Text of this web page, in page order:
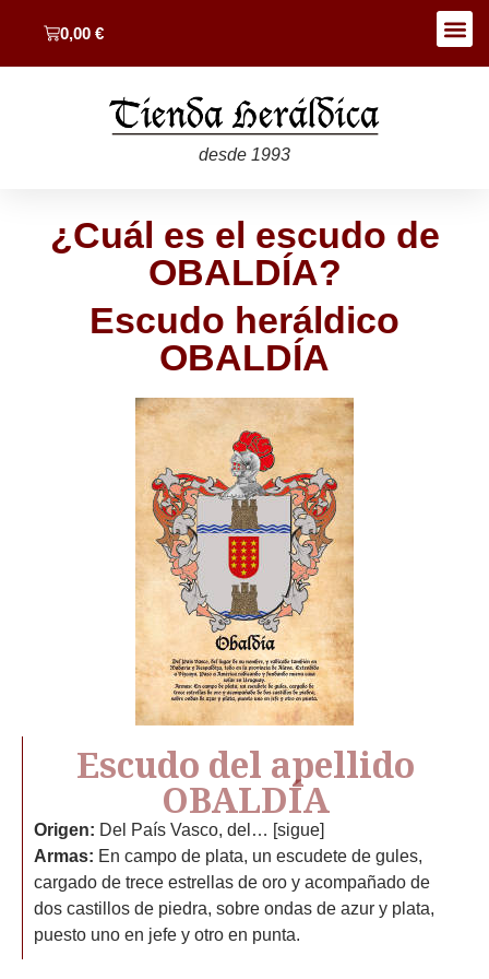
0,00 €
desde 1993
¿Cuál es el escudo de
OBALDÍA?
Escudo heráldico
OBALDÍA
Escudo del apellido
OBALDÍA
Origen: Del País Vasco, del… [sigue]
Armas: En campo de plata, un escudete de gules,
cargado de trece estrellas de oro y acompañado de
dos castillos de piedra, sobre ondas de azur y plata,
puesto uno en jefe y otro en punta.